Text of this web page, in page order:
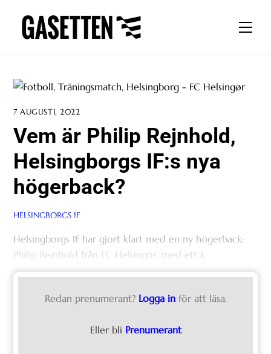
content
7 AUGUSTI, 2022
Vem är Philip Rejnhold,
Helsingborgs IF:s nya
högerback?
HELSINGBORGS IF
Helsingborgs IF har gjort klart med en ny högerback:
Philip Rejnhold från FC Helsingör, med ett k
Redan prenumerant? Logga in för att läsa.
Eller bli Prenumerant